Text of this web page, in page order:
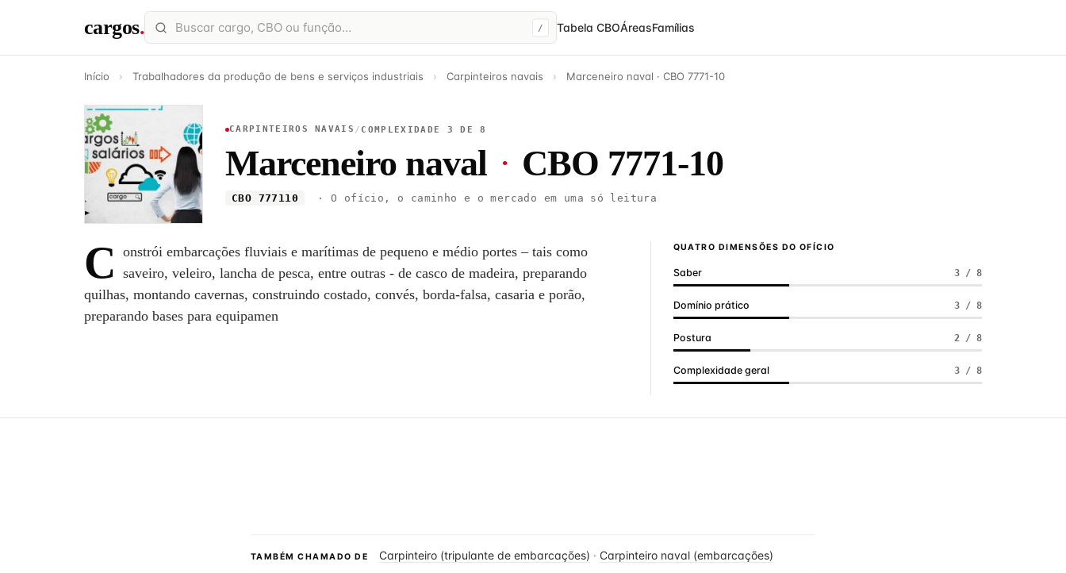
cargos. / Tabela CBOÁreasFamílias
Início › Trabalhadores da produção de bens e serviços industriais › Carpinteiros navais › Marceneiro naval · CBO 7771-10
CARPINTEIROS NAVAIS / COMPLEXIDADE 3 DE 8
Marceneiro naval · CBO 7771-10
CBO 777110 · O ofício, o caminho e o mercado em uma só leitura
C onstrói embarcações fluviais e marítimas de pequeno e médio portes – tais como
saveiro, veleiro, lancha de pesca, entre outras - de casco de madeira, preparando
quilhas, montando cavernas, construindo costado, convés, borda-falsa, casaria e porão,
preparando bases para equipamen
QUATRO DIMENSÕES DO OFÍCIO
Saber 3 / 8
Domínio prático 3 / 8
Postura 2 / 8
Complexidade geral 3 / 8
TAMBÉM CHAMADO DE Carpinteiro (tripulante de embarcações) · Carpinteiro naval (embarcações)